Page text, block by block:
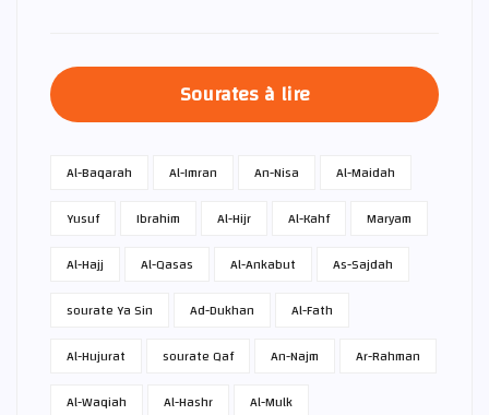
Sourates à lire
Al-Baqarah Al-Imran An-Nisa
Al-Maidah
Yusuf
Ibrahim Al-Hijr Al-Kahf
Maryam
Al-Hajj
Al-Qasas Al-Ankabut
As-Sajdah
sourate Ya Sin
Ad-Dukhan
Al-Fath
Al-Hujurat
sourate Qaf An-Najm
Ar-Rahman
Al-Waqiah
Al-Hashr Al-Mulk